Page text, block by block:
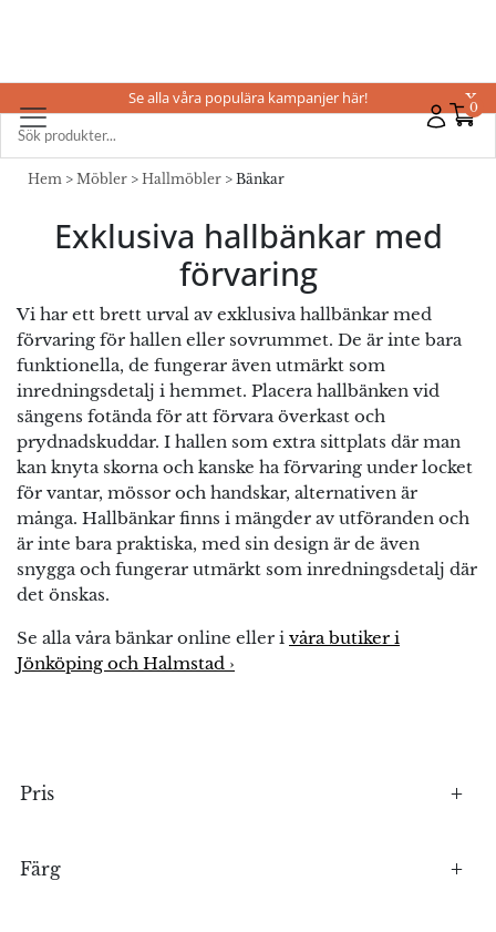
0
Se alla våra populära kampanjer här! X
Hem > Möbler > Hallmöbler > Bänkar
Exklusiva hallbänkar med
förvaring
Vi har ett brett urval av exklusiva hallbänkar med
förvaring för hallen eller sovrummet. De är inte bara
funktionella, de fungerar även utmärkt som
inredningsdetalj i hemmet. Placera hallbänken vid
sängens fotända för att förvara överkast och
prydnadskuddar. I hallen som extra sittplats där man
kan knyta skorna och kanske ha förvaring under locket
för vantar, mössor och handskar, alternativen är
många. Hallbänkar finns i mängder av utföranden och
är inte bara praktiska, med sin design är de även
snygga och fungerar utmärkt som inredningsdetalj där
det önskas.
Se alla våra bänkar online eller i våra butiker i
Jönköping och Halmstad ›
Pris
Färg